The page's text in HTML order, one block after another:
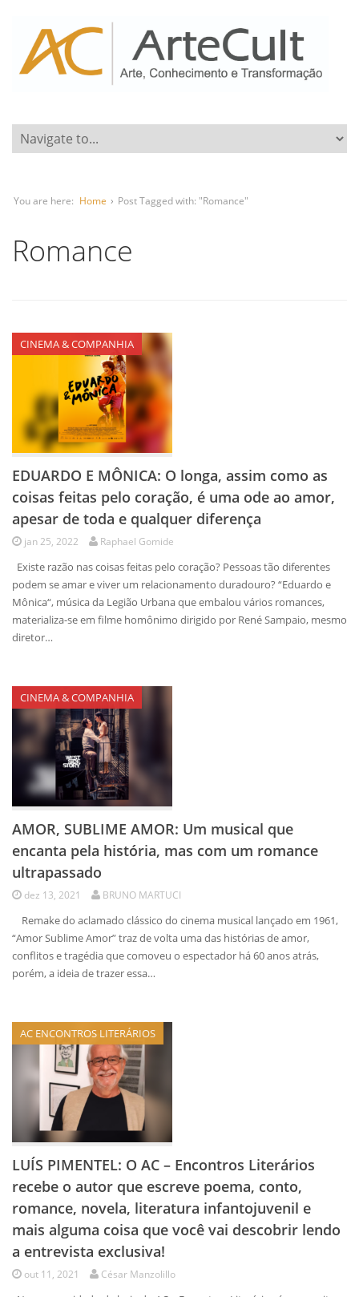
You are here: Home › Post Tagged with: "Romance"
Romance
CINEMA & COMPANHIA
EDUARDO E MÔNICA: O longa, assim como as
coisas feitas pelo coração, é uma ode ao amor,
apesar de toda e qualquer diferença
jan 25, 2022 Raphael Gomide
Existe razão nas coisas feitas pelo coração? Pessoas tão diferentes
podem se amar e viver um relacionamento duradouro? “Eduardo e
Mônica“, música da Legião Urbana que embalou vários romances,
materializa-se em filme homônimo dirigido por René Sampaio, mesmo
diretor…
CINEMA & COMPANHIA
AMOR, SUBLIME AMOR: Um musical que
encanta pela história, mas com um romance
ultrapassado
dez 13, 2021 BRUNO MARTUCI
Remake do aclamado clássico do cinema musical lançado em 1961,
“Amor Sublime Amor” traz de volta uma das histórias de amor,
conflitos e tragédia que comoveu o espectador há 60 anos atrás,
porém, a ideia de trazer essa…
AC ENCONTROS LITERÁRIOS
LUÍS PIMENTEL: O AC – Encontros Literários
recebe o autor que escreve poema, conto,
romance, novela, literatura infantojuvenil e
mais alguma coisa que você vai descobrir lendo
a entrevista exclusiva!
out 11, 2021 César Manzolillo